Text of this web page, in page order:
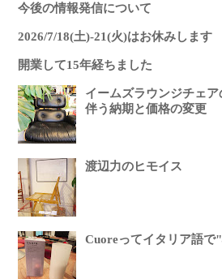
今後の情報発信について
2026/7/18(土)-21(火)はお休みします
開業して15年経ちました
イームズラウンジチェ
伴う納期と価格の変更
渡辺力のヒモイス
Cuoreってイタリア語で